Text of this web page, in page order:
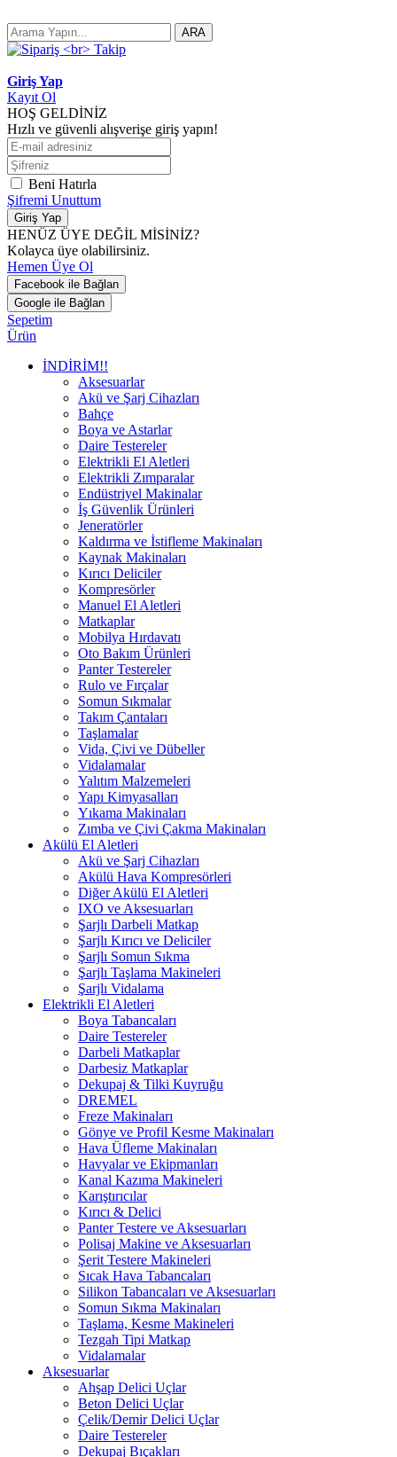
ARA
Giriş Yap
Kayıt Ol
HOŞ GELDİNİZ
Hızlı ve güvenli alışverişe giriş yapın!
Beni Hatırla
Şifremi Unuttum
Giriş Yap
HENÜZ ÜYE DEĞİL MİSİNİZ?
Kolayca üye olabilirsiniz.
Hemen Üye Ol
Facebook ile Bağlan
Google ile Bağlan
Sepetim
Ürün
İNDİRİM!!
Aksesuarlar
Akü ve Şarj Cihazları
Bahçe
Boya ve Astarlar
Daire Testereler
Elektrikli El Aletleri
Elektrikli Zımparalar
Endüstriyel Makinalar
İş Güvenlik Ürünleri
Jeneratörler
Kaldırma ve İstifleme Makinaları
Kaynak Makinaları
Kırıcı Deliciler
Kompresörler
Manuel El Aletleri
Matkaplar
Mobilya Hırdavatı
Oto Bakım Ürünleri
Panter Testereler
Rulo ve Fırçalar
Somun Sıkmalar
Takım Çantaları
Taşlamalar
Vida, Çivi ve Dübeller
Vidalamalar
Yalıtım Malzemeleri
Yapı Kimyasalları
Yıkama Makinaları
Zımba ve Çivi Çakma Makinaları
Akülü El Aletleri
Akü ve Şarj Cihazları
Akülü Hava Kompresörleri
Diğer Akülü El Aletleri
IXO ve Aksesuarları
Şarjlı Darbeli Matkap
Şarjlı Kırıcı ve Deliciler
Şarjlı Somun Sıkma
Şarjlı Taşlama Makineleri
Şarjlı Vidalama
Elektrikli El Aletleri
Boya Tabancaları
Daire Testereler
Darbeli Matkaplar
Darbesiz Matkaplar
Dekupaj & Tilki Kuyruğu
DREMEL
Freze Makinaları
Gönye ve Profil Kesme Makinaları
Hava Üfleme Makinaları
Havyalar ve Ekipmanları
Kanal Kazıma Makineleri
Karıştırıcılar
Kırıcı & Delici
Panter Testere ve Aksesuarları
Polisaj Makine ve Aksesuarları
Şerit Testere Makineleri
Sıcak Hava Tabancaları
Silikon Tabancaları ve Aksesuarları
Somun Sıkma Makinaları
Taşlama, Kesme Makineleri
Tezgah Tipi Matkap
Vidalamalar
Aksesuarlar
Ahşap Delici Uçlar
Beton Delici Uçlar
Çelik/Demir Delici Uçlar
Daire Testereler
Dekupaj Bıçakları